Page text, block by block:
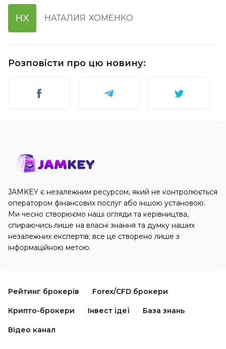
НХ НАТАЛИЯ ХОМЕНКО
Розповісти про цю новину:
JAMKEY є незалежним ресурсом, який не контролюється
оператором фінансових послуг або іншою установою.
Ми чесно створюємо наші огляди та керівництва,
спираючись лише на власні знання та думку наших
незалежних експертів; все це створено лише з
інформаційною метою.
Рейтинг брокерів Forex/CFD брокери
Крипто-брокери Інвест ідеї База знань
Відео канал